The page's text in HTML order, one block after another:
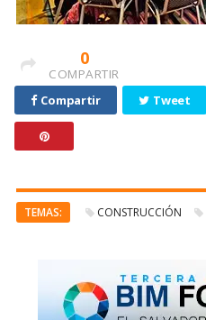
0
COMPARTIR
Compartir
Tweet
TEMAS: CONSTRUCCIÓN